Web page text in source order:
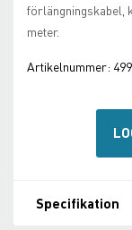
förlängningskabel,
meter.
Artikelnummer:
Specifikation